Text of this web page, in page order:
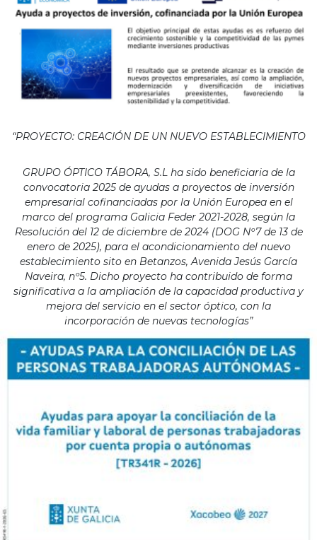
“PROYECTO: CREACIÓN DE UN NUEVO ESTABLECIMIENTO
GRUPO ÓPTICO TÁBORA, S.L ha sido beneficiaria de la
convocatoria 2025 de ayudas a proyectos de inversión
empresarial cofinanciadas por la Unión Europea en el
marco del programa Galicia Feder 2021-2028, según la
Resolución del 12 de diciembre de 2024 (DOG Nº7 de 13 de
enero de 2025), para el acondicionamiento del nuevo
establecimiento sito en Betanzos, Avenida Jesús García
Naveira, nº5. Dicho proyecto ha contribuido de forma
significativa a la ampliación de la capacidad productiva y
mejora del servicio en el sector óptico, con la
incorporación de nuevas tecnologías”